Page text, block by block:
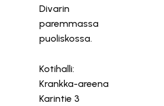
Divarin
paremmassa
puoliskossa.
Kotihalli:
Krankka-areena
Karintie 3